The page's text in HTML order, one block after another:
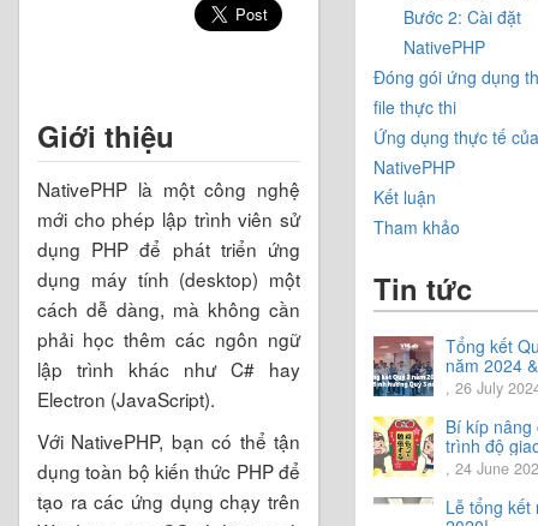
Giới thiệu
NativePHP là một công nghệ
mới cho phép lập trình viên sử
dụng PHP để phát triển ứng
dụng máy tính (desktop) một
cách dễ dàng, mà không cần
phải học thêm các ngôn ngữ
lập trình khác như C# hay
Electron (JavaScript).
Với NativePHP, bạn có thể tận
dụng toàn bộ kiến thức PHP để
tạo ra các ứng dụng chạy trên
Bước 2: Cài đặt
NativePHP
Đóng gói ứng dụng
file thực thi
Ứng dụng thực tế của
NativePHP
Kết luận
Tham khảo
Tin tức
Tổng kết
năm 2024 &
Chia sẻ
hướng Quý
năm 2024
, 26 July
Bí kíp nâng
trình độ
tiếng Nhật.
, 24 June
Lễ tổng kết